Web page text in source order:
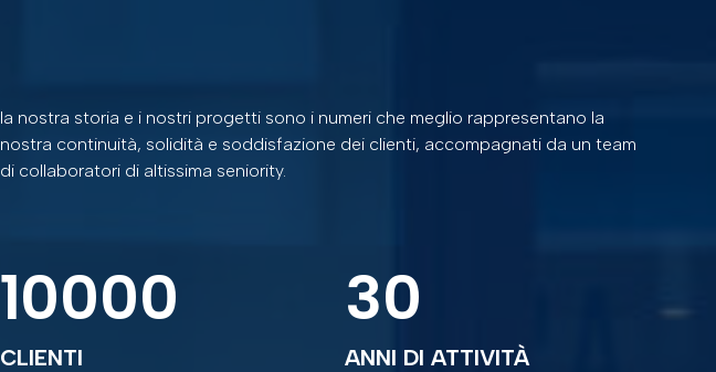
la nostra storia e i nostri progetti sono i numeri che meglio rappresentano la
nostra continuità, solidità e soddisfazione dei clienti, accompagnati da un team
di collaboratori di altissima seniority.
10000
CLIENTI
30
ANNI DI ATTIVITÀ